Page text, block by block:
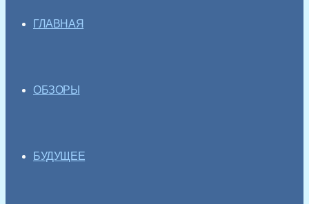
ГЛАВНАЯ
ОБЗОРЫ
БУДУЩЕЕ